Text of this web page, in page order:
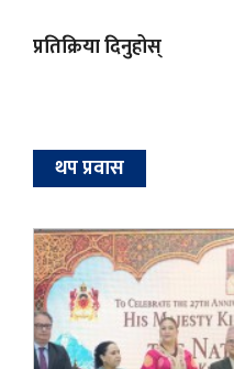
प्रतिक्रिया दिनुहोस्
थप प्रवास